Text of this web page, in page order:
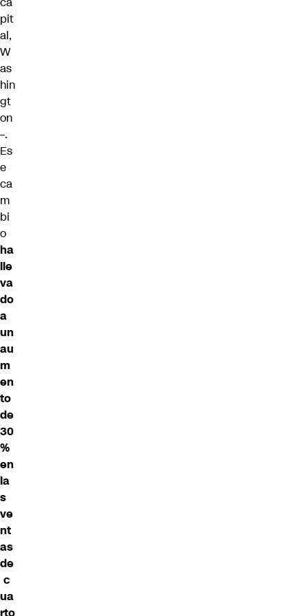
pit
al,
W
as
hin
gt
on
–.
Es
e
ca
m
bi
o
ha
lle
va
do
a
un
au
m
en
to
de
30
%
en
la
s
ve
nt
as
de
c
ua
rto